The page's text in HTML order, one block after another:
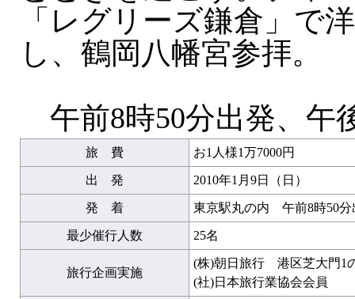
「レグリーズ鎌倉」で
し、鶴岡八幡宮参拝。
午前8時50分出発、午
旅 費 お1人様1万7000円
出 発 2010年1月9日（日）
発 着 東京駅丸の内 午前8時50分
最少催行人数 25名
旅行企画実施
(株)朝日旅行 港区芝大門1
(社)日本旅行業協会会員